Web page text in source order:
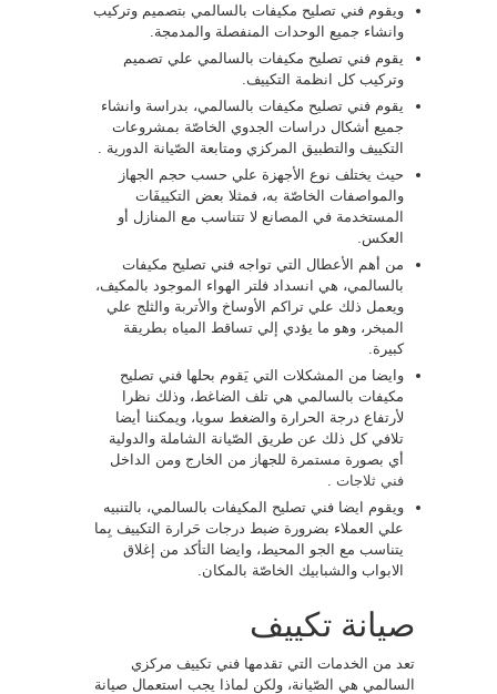
ويقوم فني تصليح مكيفات بالسالمي بتصميم وتركيب
وانشاء جميع الوحدات المنفصلة والمدمجة.
يقوم فني تصليح مكيفات بالسالمي علي تصميم
وتركيب كل انظمة التكييف.
يقوم فني تصليح مكيفات بالسالمي، بدراسة وانشاء
جميع أشكال دراسات الجدوي الخاصّة بمشروعات
التكييف والتطبيق المركزي ومتابعة الصّيانة الدورية .
حيث يختلف نوع الأجهزة علي حسب حجم الجهاز
والمواصفات الخاصّة به، فمثلا بعض التكييفَات
المستخدمة في المصانع لا تتناسب مع المنازل أو
العكس.
من أهم الأعطال التي تواجه فني تصليح مكيفات
بالسالمي، هي انسداد فلتر الهواء الموجود بالمكيف،
ويعمل ذلك علي تراكم الأوساخ والأتربة والثلج علي
المبخر، وهو ما يؤدي إلي تساقط المياه بطريقة
كبيرة.
وايضا من المشكلات التي يَقوم بحلها فني تصليح
مكيفات بالسالمي هي تلف الضاغط، وذلك نظرا
لأرتفاع درجة الحرارة والضغط سويا، ويمكننا أيضا
تلافي كل ذلك عن طريق الصّيانة الشاملة والدولية
أي بصورة مستمرة للجهاز من الخارج ومن الداخل
فني ثلاجات
ويقوم ايضا فني تصليح المكيفات بالسالمي، بالتنبيه
علي العملاء بضرورة ضبط درجات حَرارة التكييف بِما
يتناسب مع الجو المحيط، وايضا التأكد من إغلاق
الابواب والشبابيك الخاصّة بالمكان.
صيانة تكييف
تعد من الخدمات التي تقدمها فني تكييف مركزي
السالمي هي الصّيانة، ولكن لماذا يجب استعمال صيانة